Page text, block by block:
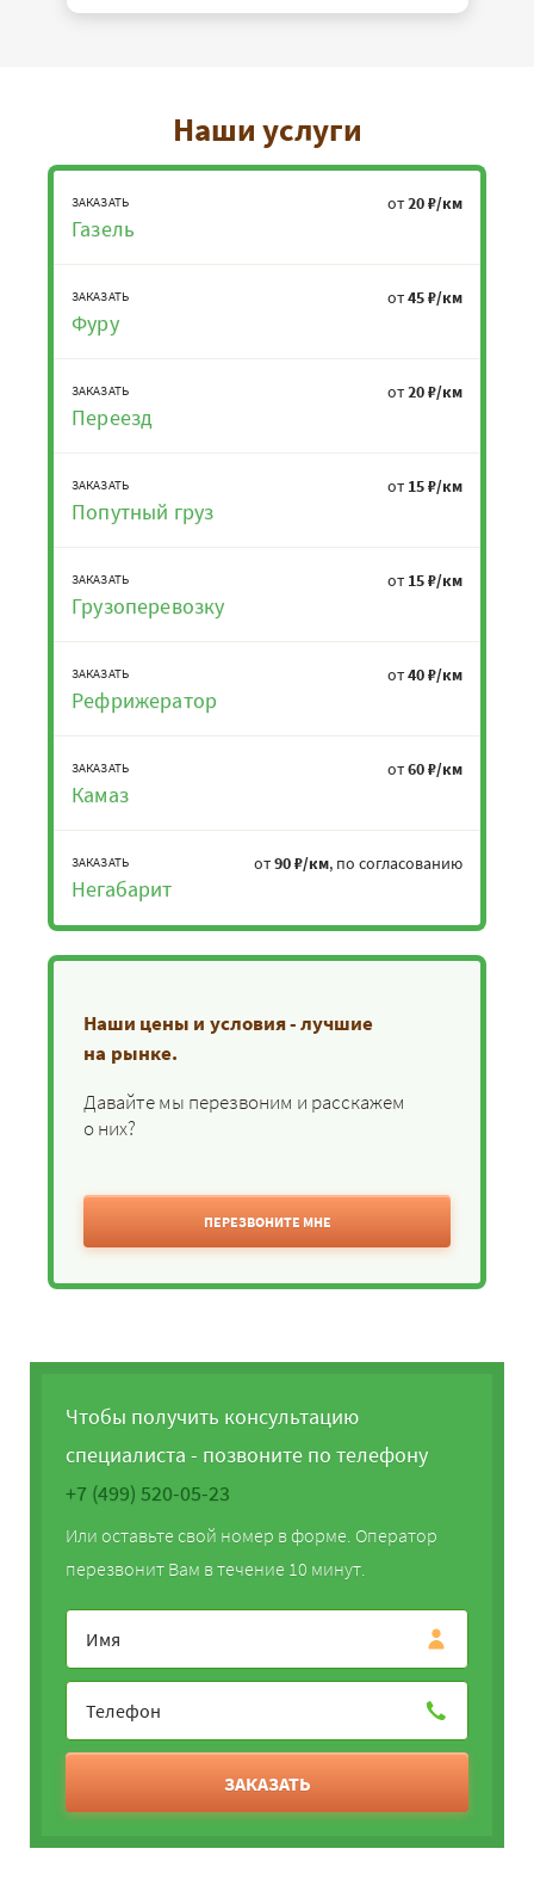
Наши услуги
ЗАКАЗАТЬ
Газель
от20 ₽/км
ЗАКАЗАТЬ
Фуру
от45 ₽/км
ЗАКАЗАТЬ
Переезд
от20 ₽/км
ЗАКАЗАТЬ
Попутный груз
от 15 ₽/км
ЗАКАЗАТЬ
Грузоперевозку
от 15 ₽/км
ЗАКАЗАТЬ
Рефрижератор
от40 ₽/км
ЗАКАЗАТЬ
Камаз
от60 ₽/км
ЗАКАЗАТЬ
Негабарит
от90 ₽/км, по согласованию
Наши цены и условия - лучшие
на рынке.
Давайте мы перезвоним и расскажем
о них?
ПЕРЕЗВОНИТЕ МНЕ
Чтобы получить консультацию
специалиста - позвоните по телефону
+7 (499) 520-05-23
Или оставьте свой номер в форме. Оператор
перезвонит Вам в течение 10 минут.
ЗАКАЗАТЬ